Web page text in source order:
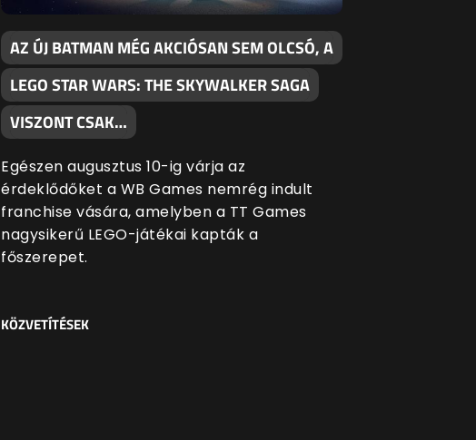
AZ ÚJ BATMAN MÉG AKCIÓSAN SEM OLCSÓ, A
LEGO STAR WARS: THE SKYWALKER SAGA
VISZONT CSAK…
Egészen augusztus 10-ig várja az
érdeklődőket a WB Games nemrég indult
franchise vására, amelyben a TT Games
nagysikerű LEGO-játékai kapták a
főszerepet.
KÖZVETÍTÉSEK